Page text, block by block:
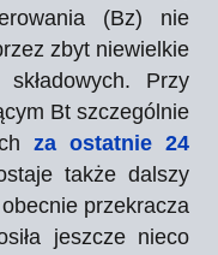
(Bz) nie
zbyt niewielkie
Przy
Bt szczególnie
za ostatnie 24
także dalszy
przekracza
jeszcze nieco